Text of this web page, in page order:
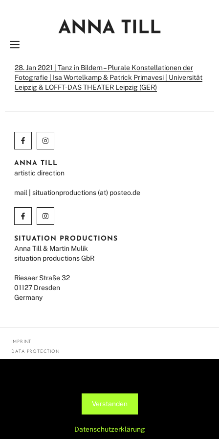
ANNA TILL
28. Jan 2021 | Tanz in Bildern – Plurale Konstellationen der
Fotografie | Isa Wortelkamp & Patrick Primavesi | Universität
Leipzig & LOFFT-DAS THEATER Leipzig (GER)
ANNA TILL
artistic direction
mail | situationproductions (at) posteo.de
SITUATION PRODUCTIONS
Anna Till & Martin Mulik
situation productions GbR
Riesaer Straße 32
01127 Dresden
Germany
IMPRINT
DATA PROTECTION
Verstanden
Datenschutzerklärung